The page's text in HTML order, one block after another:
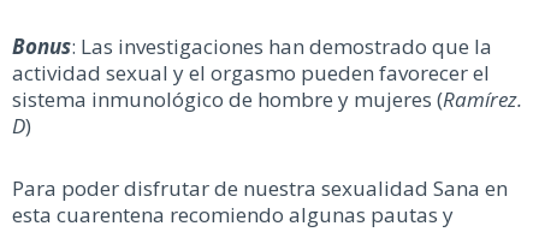
Bonus: Las investigaciones han demostrado que la
actividad sexual y el orgasmo pueden favorecer el
sistema inmunológico de hombre y mujeres (Ramírez.
D)
Para poder disfrutar de nuestra sexualidad Sana en
esta cuarentena recomiendo algunas pautas y